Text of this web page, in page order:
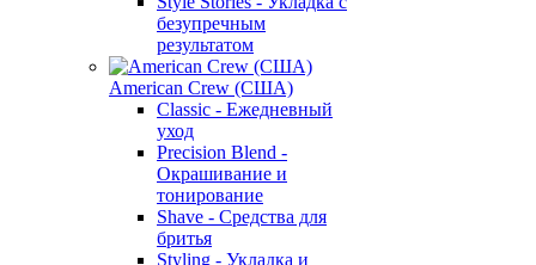
безупречным
результатом
American Crew (США)
Classic - Ежедневный
уход
Precision Blend -
Окрашивание и
тонирование
Shave - Средства для
бритья
Styling - Укладка и